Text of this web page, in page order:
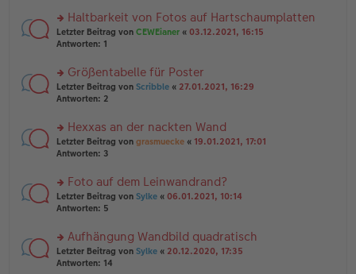
g
e
n
er
tr
a
g
n
g
el
e
n
er
tr
a
g
rs
te
n
g
el
e
n
er
tr
a
g
Haltbarkeit von Fotos auf Hartschaumplatten
Letzter Beitrag von CEWEianer « 03.12.2021, 16:15
Antworten: 1
rs
te
n
g
el
e
n
er
tr
a
g
Größentabelle für Poster
Letzter Beitrag von Scribble « 27.01.2021, 16:29
Antworten: 2
rs
te
n
g
el
e
n
er
Hexxas an der nackten Wand
Letzter Beitrag von grasmuecke « 19.01.2021, 17:01
Antworten: 3
rs
te
n
g
el
Foto auf dem Leinwandrand?
Letzter Beitrag von Sylke « 06.01.2021, 10:14
Antworten: 5
rs
te
Aufhängung Wandbild quadratisch
Letzter Beitrag von Sylke « 20.12.2020, 17:35
Antworten: 14